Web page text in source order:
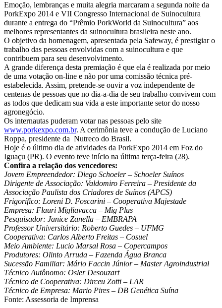
Emoção, lembranças e muita alegria marcaram a segunda noite da
PorkExpo 2014 e VII Congresso Internacional de Suinocultura
durante a entrega do “Prêmio PorkWorld da Suinocultura” aos
melhores representantes da suinocultura brasileira neste ano.
O objetivo da homenagem, apresentada pela Safeway, é prestigiar o
trabalho das pessoas envolvidas com a suinocultura e que
contribuem para seu desenvolvimento.
A grande diferença desta premiação é que ela é realizada por meio
de uma votação on-line e não por uma comissão técnica pré-
estabelecida. Assim, pretende-se ouvir a voz independente de
centenas de pessoas que no dia-a-dia de seu trabalho convivem com
as todos que dedicam sua vida a este importante setor do nosso
agronegócio.
Os internautas puderam votar nas pessoas pelo site
www.porkexpo.com.br. A cerimônia teve a condução de Luciano
Roppa, presidente da Nutreco do Brasil.
Hoje é o último dia de atividades da PorkExpo 2014 em Foz do
Iguaçu (PR). O evento teve início na última terça-feira (28).
Confira a relação dos vencedores:
Jovem Empreendedor: Diego Schoeler – Schoeler Suínos
Dirigente de Associação: Valdomiro Ferreira – Presidente da
Associação Paulista dos Criadores de Suínos (APCS)
Frigorífico: Loreni D. Foscarini – Cooperativa Majestade
Empresa: Flauri Migliavacca – Mig Plus
Pesquisador: Janice Zanella – EMBRAPA
Professor Universitário: Roberto Guedes – UFMG
Cooperativa: Carlos Alberto Freitas – Cosuel
Meio Ambiente: Lucio Marsal Rosa – Copercampos
Produtores: Olinto Arruda – Fazenda Água Branca
Sucessão Familiar: Mário Faccin Júnior – Master Agroindustrial
Técnico Autônomo: Osler Desouzart
Técnico de Cooperativa: Dirceu Zotti – LAR
Técnico de Empresa: Mario Pires – DB Genética Suína
Fonte: Assessoria de Imprensa